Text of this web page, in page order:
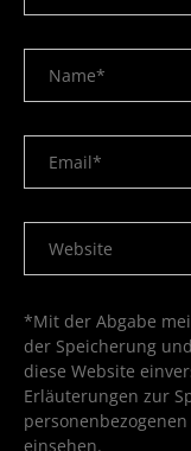
*Mit der Abgabe
der Speicherung
diese Website
Erläuterungen zur
einsehen.